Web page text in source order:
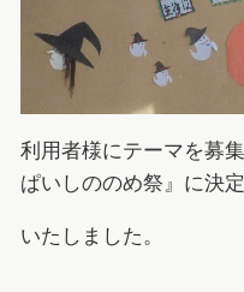
利用者様にテーマを募
ぱいしののめ祭』に決定
いたしました。